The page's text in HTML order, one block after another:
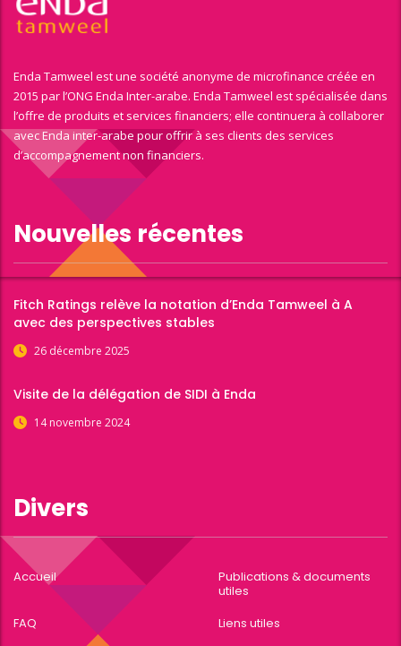
Enda Tamweel est une société anonyme de microfinance créée en
2015 par l’ONG Enda Inter-arabe. Enda Tamweel est spécialisée dans
l’offre de produits et services financiers; elle continuera à collaborer
avec Enda inter-arabe pour offrir à ses clients des services
d’accompagnement non financiers.
Nouvelles récentes
Fitch Ratings relève la notation d’Enda Tamweel à A
avec des perspectives stables
26 décembre 2025
Visite de la délégation de SIDI à Enda
14 novembre 2024
Divers
Accueil
Publications & documents
utiles
FAQ
Liens utiles